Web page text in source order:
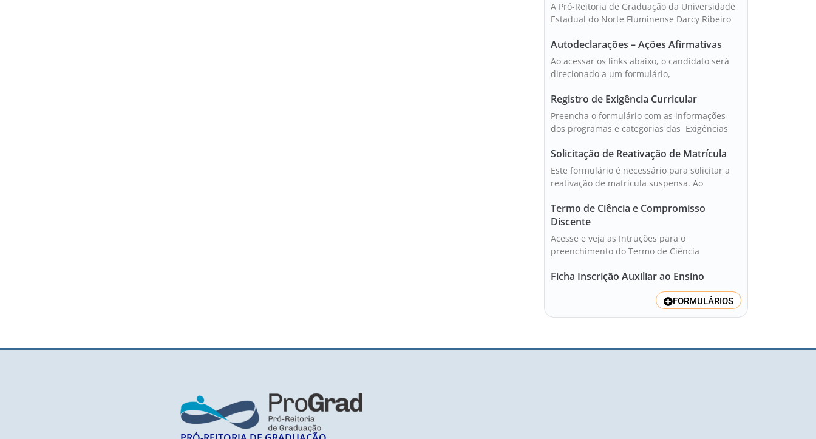
A Pró-Reitoria de Graduação da Universidade
Estadual do Norte Fluminense Darcy Ribeiro
Autodeclarações – Ações Afirmativas
Ao acessar os links abaixo, o candidato será
direcionado a um formulário,
Registro de Exigência Curricular
Preencha o formulário com as informações
dos programas e categorias das Exigências
Solicitação de Reativação de Matrícula
Este formulário é necessário para solicitar a
reativação de matrícula suspensa. Ao
Termo de Ciência e Compromisso
Discente
Acesse e veja as Intruções para o
preenchimento do Termo de Ciência
Ficha Inscrição Auxiliar ao Ensino
FORMULÁRIOS